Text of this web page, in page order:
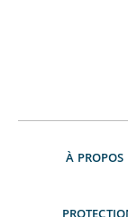
À PROPOS